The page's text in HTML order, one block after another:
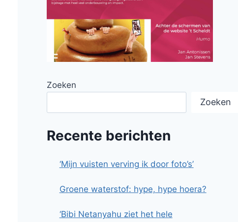
Zoeken
Zoeken
Recente berichten
‘Mijn vuisten verving ik door foto’s’
Groene waterstof: hype, hype hoera?
‘Bibi Netanyahu ziet het hele